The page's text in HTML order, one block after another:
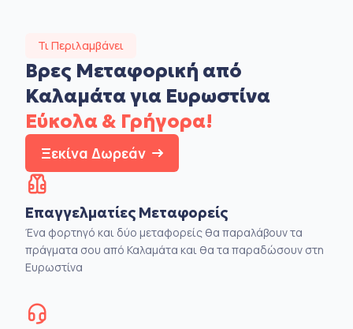
Τι Περιλαμβάνει
Βρες Μεταφορική από
Καλαμάτα για Ευρωστίνα
Εύκολα & Γρήγορα!
Ξεκίνα Δωρεάν
Επαγγελματίες Μεταφορείς
Ένα φορτηγό και δύο μεταφορείς θα παραλάβουν τα
πράγματα σου από Καλαμάτα και θα τα παραδώσουν στη
Ευρωστίνα